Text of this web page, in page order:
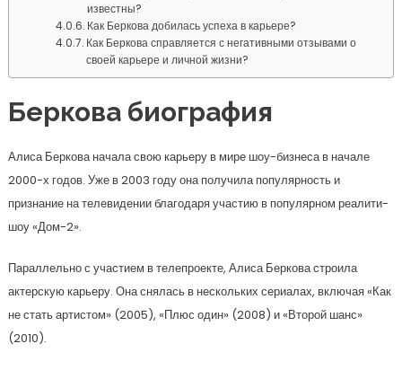
известны?
Как Беркова добилась успеха в карьере?
Как Беркова справляется с негативными отзывами о
своей карьере и личной жизни?
Беркова биография
Алиса Беркова начала свою карьеру в мире шоу-бизнеса в начале
2000-х годов. Уже в 2003 году она получила популярность и
признание на телевидении благодаря участию в популярном реалити-
шоу «Дом-2».
Параллельно с участием в телепроекте, Алиса Беркова строила
актерскую карьеру. Она снялась в нескольких сериалах, включая «Как
не стать артистом» (2005), «Плюс один» (2008) и «Второй шанс»
(2010).